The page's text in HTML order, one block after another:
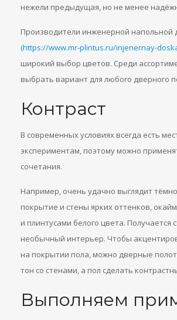
нежели предыдущая, но не менее
Производители инженерной напольной
(https://www.mr-plintus.ru/injenernay-
широкий выбор цветов. Среди
выбрать вариант для любого дверного
Контраст
В современных условиях всегда есть
экспериментам, поэтому можно
сочетания.
Например, очень удачно выглядит
покрытие и стены ярких оттенков,
и плинтусами белого цвета. Получается
необычный интерьер. Чтобы
на покрытии пола, можно дверные
тон со стенами, а пол сделать
Выполняем